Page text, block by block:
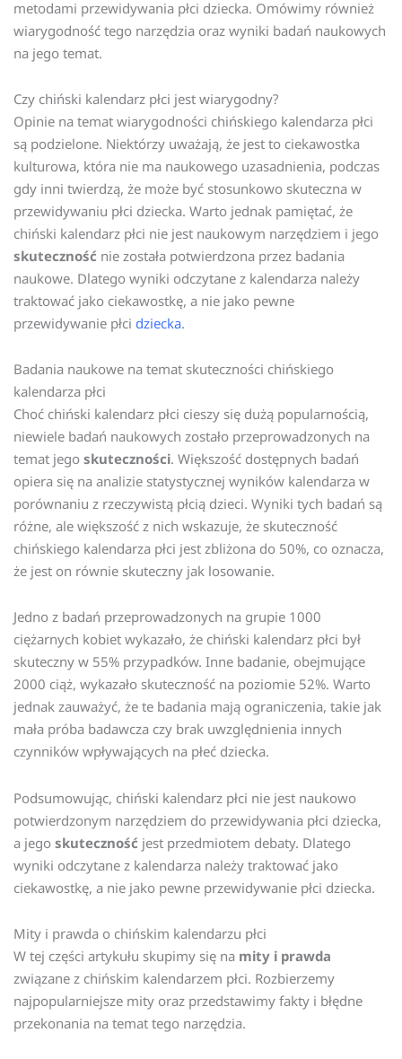
metodami przewidywania płci dziecka. Omówimy również
wiarygodność tego narzędzia oraz wyniki badań naukowych
na jego temat.
Czy chiński kalendarz płci jest wiarygodny?
Opinie na temat wiarygodności chińskiego kalendarza płci
są podzielone. Niektórzy uważają, że jest to ciekawostka
kulturowa, która nie ma naukowego uzasadnienia, podczas
gdy inni twierdzą, że może być stosunkowo skuteczna w
przewidywaniu płci dziecka. Warto jednak pamiętać, że
chiński kalendarz płci nie jest naukowym narzędziem i jego
skuteczność nie została potwierdzona przez badania
naukowe. Dlatego wyniki odczytane z kalendarza należy
traktować jako ciekawostkę, a nie jako pewne
przewidywanie płci dziecka.
Badania naukowe na temat skuteczności chińskiego
kalendarza płci
Choć chiński kalendarz płci cieszy się dużą popularnością,
niewiele badań naukowych zostało przeprowadzonych na
temat jego skuteczności. Większość dostępnych badań
opiera się na analizie statystycznej wyników kalendarza w
porównaniu z rzeczywistą płcią dzieci. Wyniki tych badań są
różne, ale większość z nich wskazuje, że skuteczność
chińskiego kalendarza płci jest zbliżona do 50%, co oznacza,
że jest on równie skuteczny jak losowanie.
Jedno z badań przeprowadzonych na grupie 1000
ciężarnych kobiet wykazało, że chiński kalendarz płci był
skuteczny w 55% przypadków. Inne badanie, obejmujące
2000 ciąż, wykazało skuteczność na poziomie 52%. Warto
jednak zauważyć, że te badania mają ograniczenia, takie jak
mała próba badawcza czy brak uwzględnienia innych
czynników wpływających na płeć dziecka.
Podsumowując, chiński kalendarz płci nie jest naukowo
potwierdzonym narzędziem do przewidywania płci dziecka,
a jego skuteczność jest przedmiotem debaty. Dlatego
wyniki odczytane z kalendarza należy traktować jako
ciekawostkę, a nie jako pewne przewidywanie płci dziecka.
Mity i prawda o chińskim kalendarzu płci
W tej części artykułu skupimy się na mity i prawda
związane z chińskim kalendarzem płci. Rozbierzemy
najpopularniejsze mity oraz przedstawimy fakty i błędne
przekonania na temat tego narzędzia.